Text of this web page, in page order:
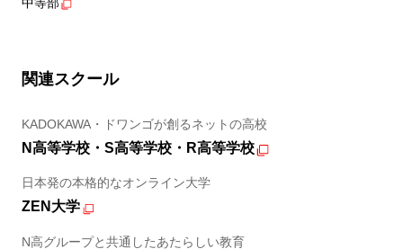
関連スクール
KADOKAWA・ドワンゴが創るネットの高校
N高等学校・S高等学校・R高等学校
日本発の本格的なオンライン大学
ZEN大学
N高グループと共通したあたらしい教育